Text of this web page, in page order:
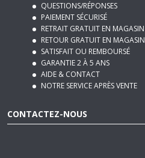
QUESTIONS/RÉPONSES
PAIEMENT SÉCURISÉ
RETRAIT GRATUIT EN MAGASIN
RETOUR GRATUIT EN MAGASIN
SATISFAIT OU REMBOURSÉ
GARANTIE 2 À 5 ANS
AIDE & CONTACT
NOTRE SERVICE APRÈS VENTE
CONTACTEZ-NOUS